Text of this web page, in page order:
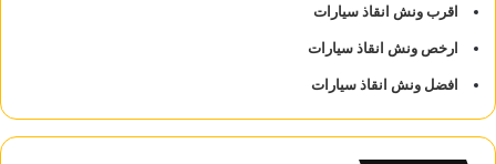
اقرب ونش انقاذ سيارات
ارخص ونش انقاذ سيارات
افضل ونش انقاذ سيارات